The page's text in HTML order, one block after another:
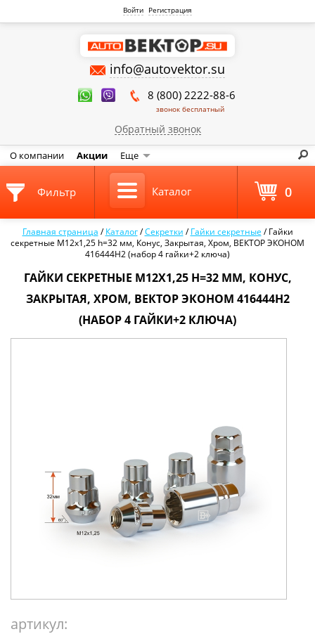
Войти Регистрация
info@autovektor.su
8 (800) 2222-88-6
звонок бесплатный
Обратный звонок
О компании Акции Еще
Главная страница /Каталог /Секретки /Гайки секретные /Гайки
секретные М12х1,25 h=32 мм, Конус, Закрытая, Хром, ВЕКТОР ЭКОНОМ
416444H2 (набор 4 гайки+2 ключа)
ГАЙКИ СЕКРЕТНЫЕ М12Х1,25 H=32 ММ, КОНУС,
ЗАКРЫТАЯ, ХРОМ, ВЕКТОР ЭКОНОМ 416444H2
(НАБОР 4 ГАЙКИ+2 КЛЮЧА)
артикул:
Фильтр Каталог 0